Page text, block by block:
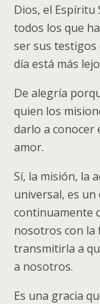
Dios, el Espíritu
todos los que
ser sus testigos
día está más
De alegría
quien los
darlo a conocer
amor.
Sí, la misión, la
universal, es un
continuamente
nosotros con la
transmitirla a
a nosotros.
Es una gracia